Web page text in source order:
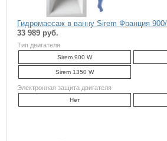
Гидромассаж в ванну Sirem Франция
33 989 руб.
Тип двигателя
Sirem 900 W
Sirem 1350 W
Электронная защита двигателя
Нет